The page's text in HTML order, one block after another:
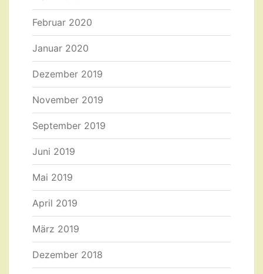
Februar 2020
Januar 2020
Dezember 2019
November 2019
September 2019
Juni 2019
Mai 2019
April 2019
März 2019
Dezember 2018